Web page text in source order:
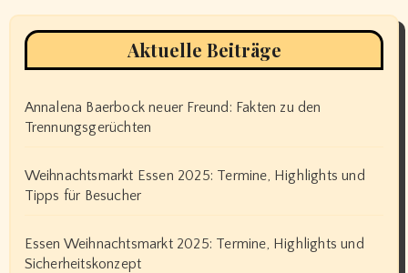
Aktuelle Beiträge
Annalena Baerbock neuer Freund: Fakten zu den
Trennungsgerüchten
Weihnachtsmarkt Essen 2025: Termine, Highlights und
Tipps für Besucher
Essen Weihnachtsmarkt 2025: Termine, Highlights und
Sicherheitskonzept